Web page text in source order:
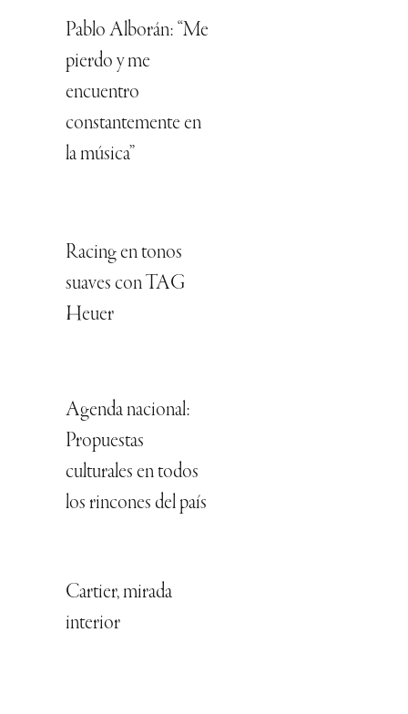
Pablo Alborán: “Me
pierdo y me
encuentro
constantemente en
la música”
Racing en tonos
suaves con TAG
Heuer
Agenda nacional:
Propuestas
culturales en todos
los rincones del país
Cartier, mirada
interior